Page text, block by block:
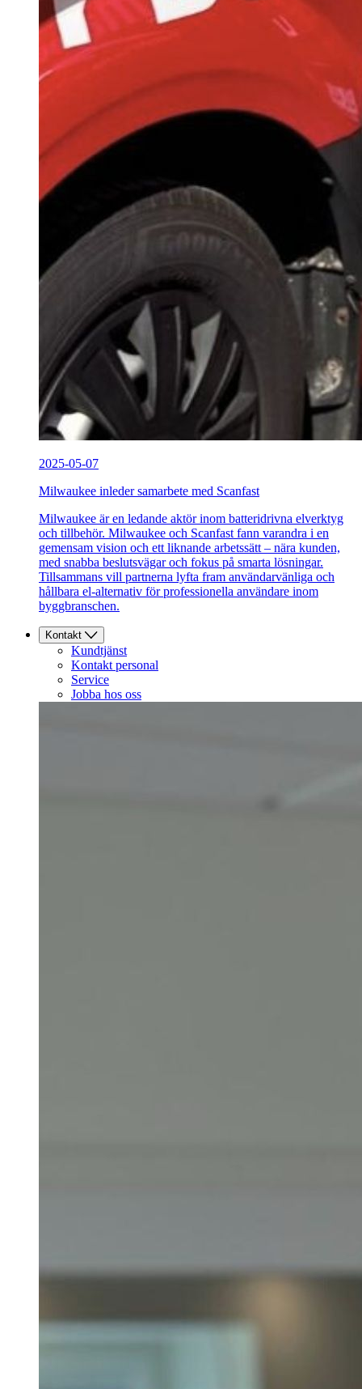
2025-05-07
Milwaukee inleder samarbete med Scanfast
Milwaukee är en ledande aktör inom batteridrivna elverktyg
och tillbehör. Milwaukee och Scanfast fann varandra i en
gemensam vision och ett liknande arbetssätt – nära kunden,
med snabba beslutsvägar och fokus på smarta lösningar.
Tillsammans vill partnerna lyfta fram användarvänliga och
hållbara el-alternativ för professionella användare inom
byggbranschen.
Kontakt
Kundtjänst
Kontakt personal
Service
Jobba hos oss